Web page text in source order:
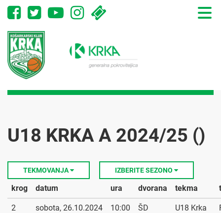
Toggle
U18 KRKA A 2024/25 ()
TEKMOVANJA IZBERITE SEZONO
krog datum ura dvorana tekma
2 sobota, 26.10.2024 10:00
ŠD
U18 Krka